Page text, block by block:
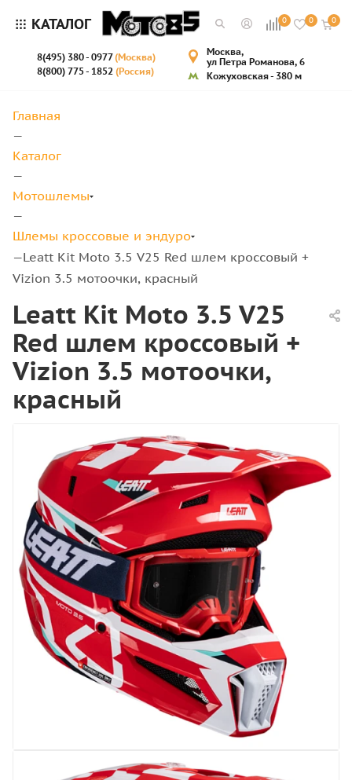
КАТАЛОГ 0 0 0
8(495) 380 - 0977(Москва)
8(800) 775 - 1852 (Россия)
Москва,
ул Петра Романова, 6
Кожуховская - 380 м
Главная
—
Каталог
—
Мотошлемы
—
Шлемы кроссовые и эндуро
—Leatt Kit Moto 3.5 V25 Red шлем кроссовый +
Vizion 3.5 мотоочки, красный
Leatt Kit Moto 3.5 V25
Red шлем кроссовый +
Vizion 3.5 мотоочки,
красный